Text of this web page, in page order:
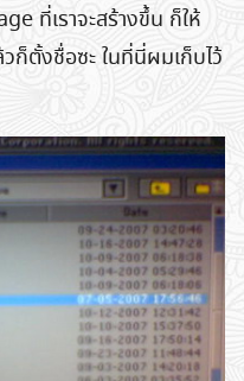
ที่เราจะสร้างขึ้น ก็ให้
ก็ตั้งชื่อซะ ในที่นี่ผมเก็บไว้